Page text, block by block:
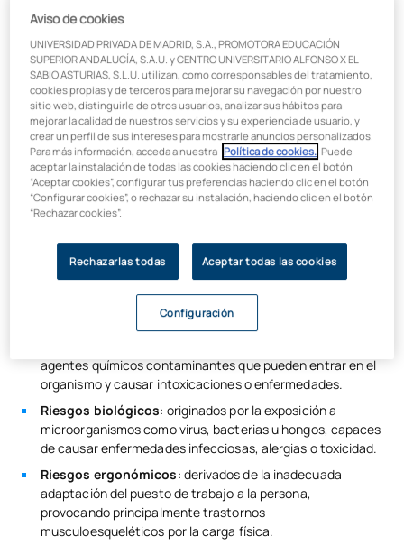
probabilidad de accidentes y enfermedades laborales.
Tipos de riesgos laborales
Existen diversas maneras de clasificar los riesgos laborales, y
una de ellas es dividirlos en categorías específicas. Según el
Instituto Nacional de Seguridad y Salud en el Trabajo (INSST
los riesgos pueden clasificarse en:
Riesgos de seguridad: pueden originar accidentes de
trabajo traumáticos por las condiciones materiales del
Riesgos físicos: los que se derivan de la presencia de
distintas formas de energía en el ambiente de trabajo,
como el ruido, las vibraciones o las temperaturas
agentes químicos contaminantes que pueden entrar en el
organismo y causar intoxicaciones o enfermedades.
Riesgos biológicos: originados por la exposición a
microorganismos como virus, bacterias u hongos, capaces
de causar enfermedades infecciosas, alergias o toxicidad.
Riesgos ergonómicos: derivados de la inadecuada
adaptación del puesto de trabajo a la persona,
provocando principalmente trastornos
musculoesqueléticos por la carga física.
Aviso de cookies
UNIVERSIDAD PRIVADA DE MADRID, S.A., PROMOTORA EDUCACIÓN
SUPERIOR ANDALUCÍA, S.A.U. y CENTRO UNIVERSITARIO ALFONSO X EL
SABIO ASTURIAS, S.L.U. utilizan, como corresponsables del tratamiento,
cookies propias y de terceros para mejorar su navegación por nuestro
sitio web, distinguirle de otros usuarios, analizar sus hábitos para
mejorar la calidad de nuestros servicios y su experiencia de usuario, y
crear un perfil de sus intereses para mostrarle anuncios personalizados.
Para más información, acceda a nuestra Política de cookies. . Puede
aceptar la instalación de todas las cookies haciendo clic en el botón
“Aceptar cookies”, configurar tus preferencias haciendo clic en el botón
“Configurar cookies”, o rechazar su instalación, haciendo clic en el botón
“Rechazar cookies”.
Rechazarlas todas Aceptar todas las cookies
Configuración